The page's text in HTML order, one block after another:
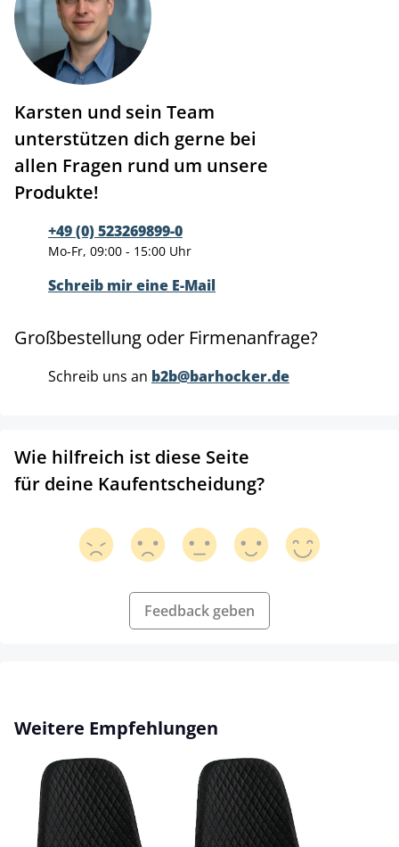
Karsten und sein Team
unterstützen dich gerne bei
allen Fragen rund um unsere
Produkte!
+49 (0) 523269899-0
Mo-Fr, 09:00 - 15:00 Uhr
Schreib mir eine E-Mail
Großbestellung oder Firmenanfrage?
Schreib uns an b2b@barhocker.de
Wie hilfreich ist diese Seite
für deine Kaufentscheidung?
Feedback geben
Produktgalerie überspringen
Weitere Empfehlungen